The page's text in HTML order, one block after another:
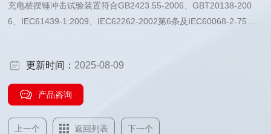
充电桩摆锤冲击试验装置符合GB2423.55-2006、GBT20138-200
6、IEC61439-1:2009、IEC62262-2002第6条及IEC60068-2-75等
架上下可调，冲击角度0-90°可调，操作方便。
更新时间： 2025-08-09
产品咨询
上一个 返回列表 下一个